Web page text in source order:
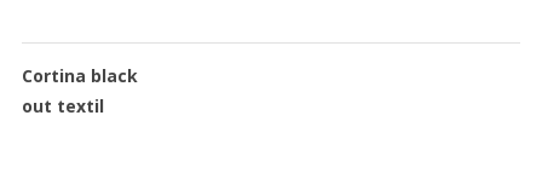
Cortina black
out textil